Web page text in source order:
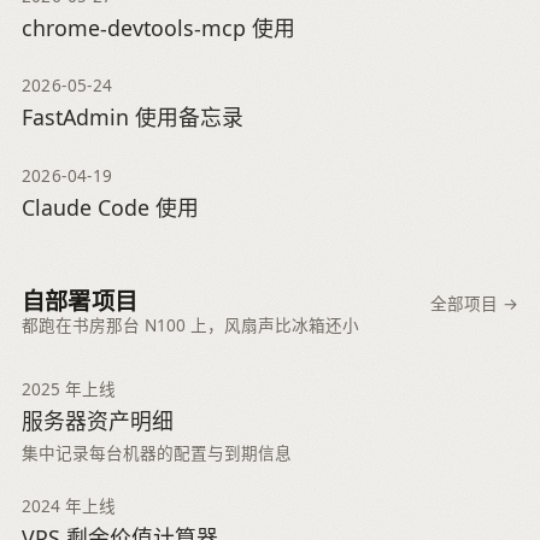
chrome-devtools-mcp 使用
2026-05-24
FastAdmin 使用备忘录
2026-04-19
Claude Code 使用
自部署项目
全部项目 →
都跑在书房那台 N100 上，风扇声比冰箱还小
2025 年上线
服务器资产明细
集中记录每台机器的配置与到期信息
2024 年上线